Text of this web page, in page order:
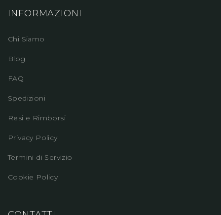
INFORMAZIONI
Chi Siamo
Blog
FAQ
Spedizioni
Resi e Rimborsi
Privacy Policy
Termini di Servizio
Cookie Policy